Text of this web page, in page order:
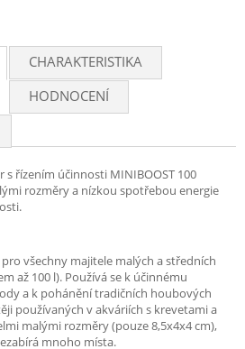
CHARAKTERISTIKA
HODNOCENÍ
řízením účinnosti MINIBOOST 100
rozměry a nízkou spotřebou energie
všechny majitele malých a středních
až 100 l). Používá se k účinnému
a k pohánění tradičních houbových
používaných v akváriích s krevetami a
malými rozměry (pouze 8,5x4x4 cm),
mnoho místa.